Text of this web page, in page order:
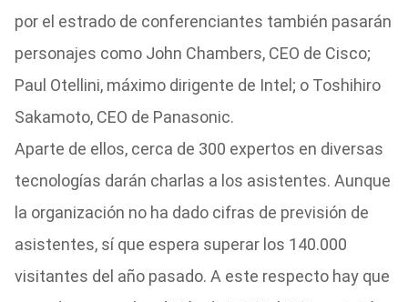
por el estrado de conferenciantes también pasarán
personajes como John Chambers, CEO de Cisco;
Paul Otellini, máximo dirigente de Intel; o Toshihiro
Sakamoto, CEO de Panasonic.
Aparte de ellos, cerca de 300 expertos en diversas
tecnologías darán charlas a los asistentes. Aunque
la organización no ha dado cifras de previsión de
asistentes, sí que espera superar los 140.000
visitantes del año pasado. A este respecto hay que